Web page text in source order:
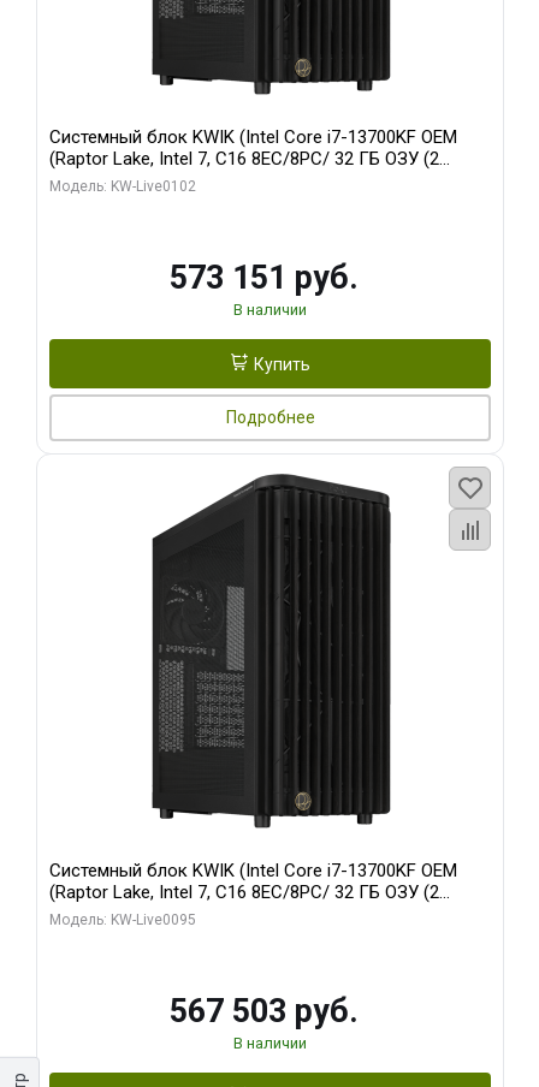
Системный блок KWIK (Intel Core i7-13700KF OEM
(Raptor Lake, Intel 7, C16 8EC/8PC/ 32 ГБ ОЗУ (2
модуля)/ Afox RTX4090 24GB GDDR6X 384-Bit 3xDP
Модель: KW-Live0102
573 151 руб.
В наличии
Купить
Подробнее
Системный блок KWIK (Intel Core i7-13700KF OEM
(Raptor Lake, Intel 7, C16 8EC/8PC/ 32 ГБ ОЗУ (2
модуля)/ Afox RTX4090 24GB GDDR6X 384-Bit 3xDP
Модель: KW-Live0095
567 503 руб.
В наличии